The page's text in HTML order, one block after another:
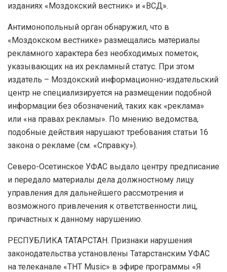
изданиях «Моздокский вестник» и «ВСД».
Антимонопольный орган обнаружил, что в
«Моздокском вестнике» размещались материалы
рекламного характера без необходимых пометок,
указывающих на их рекламный статус. При этом
издатель – Моздокский информационно-издательский
центр не специализируется на размещении подобной
информации без обозначений, таких как «реклама»
или «на правах рекламы». По мнению ведомства,
подобные действия нарушают требования статьи 16
закона о рекламе (см. «Справку»).
Северо-Осетинское УФАС выдало центру предписание
и передало материалы дела должностному лицу
управления для дальнейшего рассмотрения и
возможного привлечения к ответственности лиц,
причастных к данному нарушению.
РЕСПУБЛИКА ТАТАРСТАН. Признаки нарушения
законодательства установлены Татарстанским УФАС
на телеканале «ТНТ Music» в эфире программы «Я